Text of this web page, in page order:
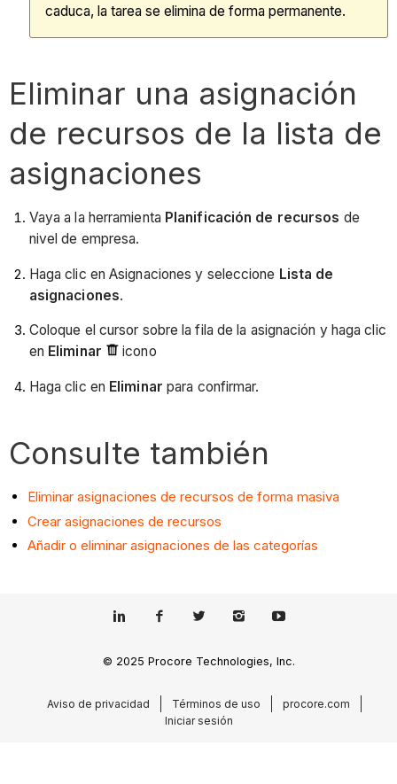
caduca, la tarea se elimina de forma permanente.
Eliminar una asignación
de recursos de la lista de
asignaciones
Vaya a la herramienta Planificación de recursos de
nivel de empresa.
Haga clic en Asignaciones y seleccione Lista de
asignaciones.
Coloque el cursor sobre la fila de la asignación y haga clic
en Eliminar icono
Haga clic en Eliminar para confirmar.
Consulte también
Eliminar asignaciones de recursos de forma masiva
Crear asignaciones de recursos
Añadir o eliminar asignaciones de las categorías
© 2025 Procore Technologies, Inc.
Aviso de privacidad Términos de uso
procore.com
Iniciar sesión